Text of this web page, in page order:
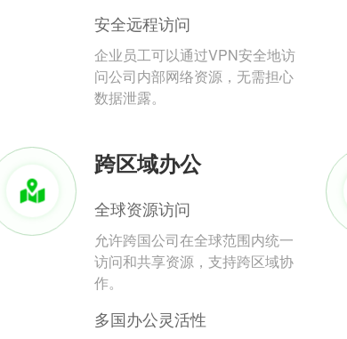
安全远程访问
企业员工可以通过VPN安全地访
问公司内部网络资源，无需担心
数据泄露。
跨区域办公
全球资源访问
允许跨国公司在全球范围内统一
访问和共享资源，支持跨区域协
作。
多国办公灵活性